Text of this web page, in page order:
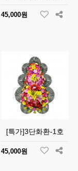
45,000원
[특가]3단화환-1호
45,000원